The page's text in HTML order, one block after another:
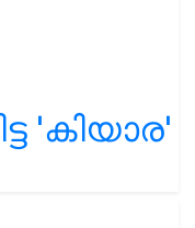
'കിയാര'